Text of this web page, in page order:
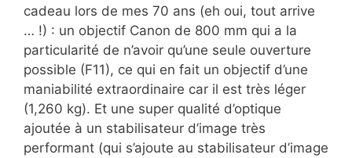
cadeau lors de mes 70 ans (eh oui, tout arrive
… !) : un objectif Canon de 800 mm qui a la
particularité de n’avoir qu’une seule ouverture
possible (F11), ce qui en fait un objectif d’une
maniabilité extraordinaire car il est très léger
(1,260 kg). Et une super qualité d’optique
ajoutée à un stabilisateur d’image très
performant (qui s’ajoute au stabilisateur d’image